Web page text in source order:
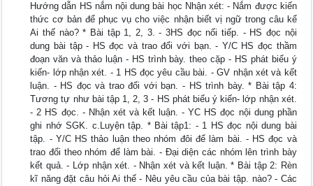
Hướng dẫn HS nắm nội dung bài học Nhận xét: - Nắm được kiến
thức cơ bản để phục vụ cho việc nhận biết vị ngữ trong câu kể
Ai thế nào? * Bài tập 1, 2, 3. - 3HS đọc nối tiếp. - HS đọc nội
dung bài tập - HS đọc và trao đổi với bạn. - Y/C HS đọc thầm
đoạn văn và thảo luận - HS trình bày. theo cặp - HS phát biểu ý
kiến- lớp nhận xét. - 1 HS đọc yêu cầu bài. - GV nhận xét và kết
luận. - HS đọc và trao đổi với bạn. - HS trình bày. * Bài tập 4:
Tương tự như bài tập 1, 2, 3 - HS phát biểu ý kiến- lớp nhận xét.
- 2 HS đọc. - Nhận xét và kết luận. - YC HS đọc nội dung phần
ghi nhớ SGK. c.Luyện tập. * Bài tập1: - 1 HS đọc nội dung bài
tập. - Y/C HS thảo luận theo nhóm đôi để làm bài. - HS đọc và
trao đổi theo nhóm để làm bài. - Đại diện các nhóm lên trình bày
kết quả. - Lớp nhận xét. - Nhận xét và kết luận. * Bài tập 2: Rèn
kĩ năng đặt câu hỏi Ai thế - Nêu yêu cầu của bài tập. nào? - Các